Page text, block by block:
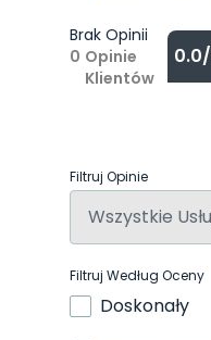
Brak Opinii
0 Opinie
Klientów
0.0/
Filtruj Opinie
Filtruj Według Oceny
Doskonały